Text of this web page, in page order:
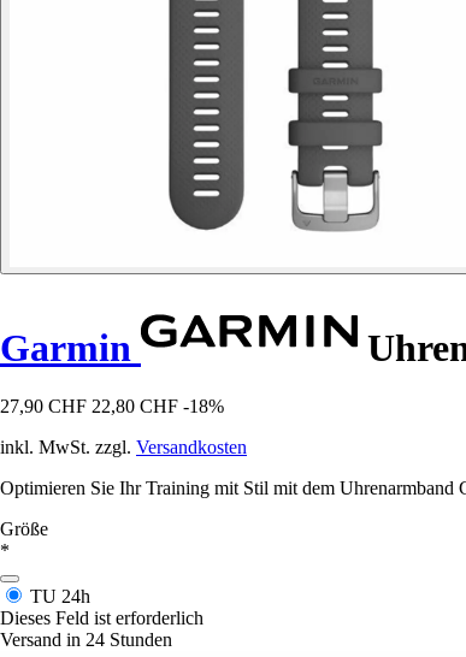
Garmin
27,90 CHF 22,80 CHF -18%
inkl. MwSt. zzgl. Versandkosten
Optimieren Sie Ihr Training mit Stil mit dem
Größe
*
TU 24h
Dieses Feld ist erforderlich
Versand in 24 Stunden